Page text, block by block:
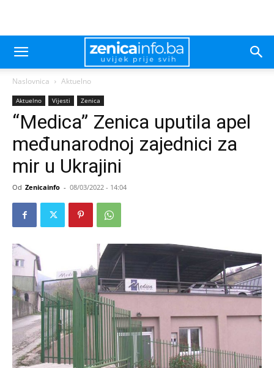
Naslovnica Aktuelno
Aktuelno Vijesti Zenica
“Medica” Zenica uputila apel
međunarodnoj zajednici za
mir u Ukrajini
Od Zenicainfo - 08/03/2022 - 14:04